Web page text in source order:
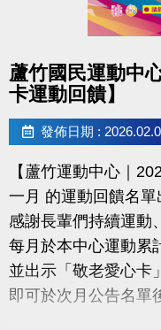
蘆竹國民運動中
卡運動回饋】
發佈日期 :
【蘆竹運動中心｜
一月 的運動回饋名單
感謝長輩們持續運動
每月於本中心運動累
並出示「敬老愛心卡
即可於次月公告名單